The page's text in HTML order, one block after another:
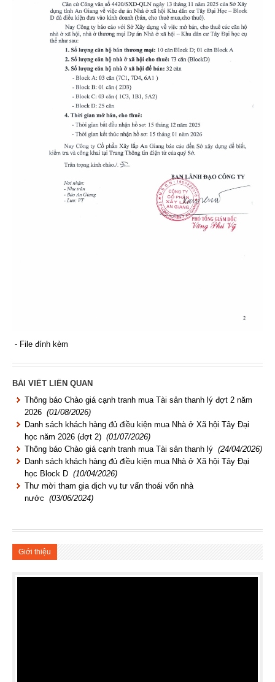
- File đính kèm
BÀI VIẾT LIÊN QUAN
Thông báo Chào giá cạnh tranh mua Tài sản thanh lý đợt 2 năm
2026 (01/08/2026)
Danh sách khách hàng đủ điều kiện mua Nhà ở Xã hội Tây Đại
học năm 2026 (đợt 2) (01/07/2026)
Thông báo Chào giá cạnh tranh mua Tài sản thanh lý (24/04/2026)
Danh sách khách hàng đủ điều kiện mua Nhà ở Xã hội Tây Đại
học Block D (10/04/2026)
Thư mời tham gia dịch vụ tư vấn thoái vốn nhà
nước (03/06/2024)
Giới thiệu